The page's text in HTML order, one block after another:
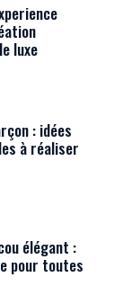
luxe
: idées
à réaliser
élégant :
pour toutes